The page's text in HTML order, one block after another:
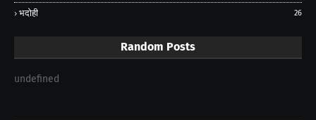
भदोही 26
Random Posts
undefined